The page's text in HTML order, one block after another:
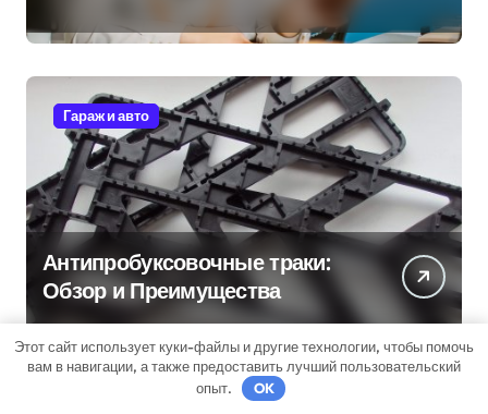
Гараж и авто
Антипробуксовочные траки:
Обзор и Преимущества
Этот сайт использует куки-файлы и другие технологии, чтобы помочь
вам в навигации, а также предоставить лучший пользовательский
опыт.
OK